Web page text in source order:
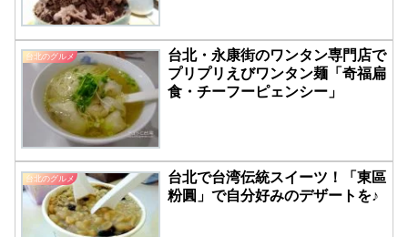
台北のグルメ
台北・永康街のワンタン専門店で
プリプリえびワンタン麺「奇福扁
食・チーフーピェンシー」
台北のグルメ
台北で台湾伝統スイーツ！「東區
粉圓」で自分好みのデザートを♪